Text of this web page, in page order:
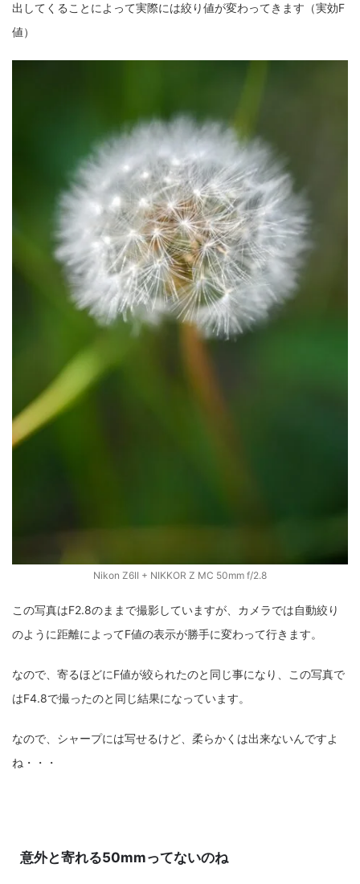
出してくることによって実際には絞り値が変わってきます（実効F
値）
Nikon Z6II + NIKKOR Z MC 50mm f/2.8
この写真はF2.8のままで撮影していますが、カメラでは自動絞り
のように距離によってF値の表示が勝手に変わって行きます。
なので、寄るほどにF値が絞られたのと同じ事になり、この写真で
はF4.8で撮ったのと同じ結果になっています。
なので、シャープには写せるけど、柔らかくは出来ないんですよ
ね・・・
意外と寄れる50mmってないのね